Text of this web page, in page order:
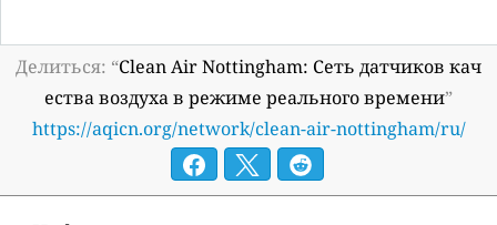
Делиться: “Clean Air Nottingham: Сеть датчиков кач
ества воздуха в режиме реального времени”
https://aqicn.org/network/clean-air-nottingham/ru/